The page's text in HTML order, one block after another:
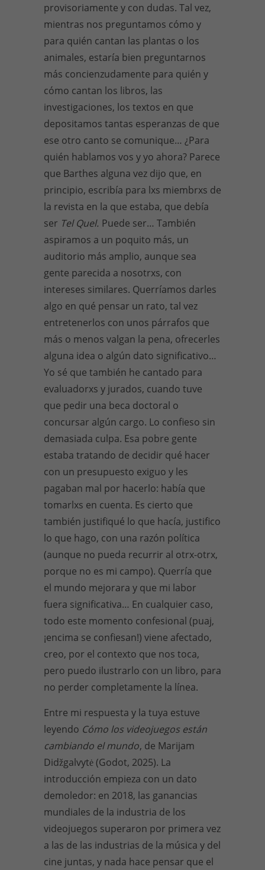
provisoriamente y con dudas. Tal vez,
mientras nos preguntamos cómo y
para quién cantan las plantas o los
animales, estaría bien preguntarnos
más concienzudamente para quién y
cómo cantan los libros, las
investigaciones, los textos en que
depositamos tantas esperanzas de que
ese otro canto se comunique… ¿Para
quién hablamos vos y yo ahora? Parece
que Barthes alguna vez dijo que, en
principio, escribía para lxs miembrxs de
la revista en la que estaba, que debía
ser Tel Quel. Puede ser… También
aspiramos a un poquito más, un
auditorio más amplio, aunque sea
gente parecida a nosotrxs, con
intereses similares. Querríamos darles
algo en qué pensar un rato, tal vez
entretenerlos con unos párrafos que
más o menos valgan la pena, ofrecerles
alguna idea o algún dato significativo…
Yo sé que también he cantado para
evaluadorxs y jurados, cuando tuve
que pedir una beca doctoral o
concursar algún cargo. Lo confieso sin
demasiada culpa. Esa pobre gente
estaba tratando de decidir qué hacer
con un presupuesto exiguo y les
pagaban mal por hacerlo: había que
tomarlxs en cuenta. Es cierto que
también justifiqué lo que hacía, justifico
lo que hago, con una razón política
(aunque no pueda recurrir al otrx-otrx,
porque no es mi campo). Querría que
el mundo mejorara y que mi labor
fuera significativa… En cualquier caso,
todo este momento confesional (puaj,
¡encima se confiesan!) viene afectado,
creo, por el contexto que nos toca,
pero puedo ilustrarlo con un libro, para
no perder completamente la línea.
Entre mi respuesta y la tuya estuve
leyendo Cómo los videojuegos están
cambiando el mundo, de Marijam
Didžgalvytė (Godot, 2025). La
introducción empieza con un dato
demoledor: en 2018, las ganancias
mundiales de la industria de los
videojuegos superaron por primera vez
a las de las industrias de la música y del
cine juntas, y nada hace pensar que el